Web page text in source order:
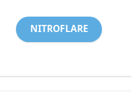
NITROFLARE